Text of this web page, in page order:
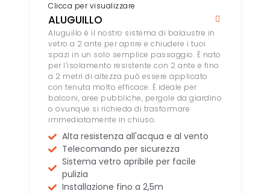
Clicca per visualizzare
ALUGUILLO
Aluguillo è il nostro sistema di balaustre in
vetro a 2 ante per aprire e chiudere i tuoi
spazi in un solo semplice passaggio. È nato
per l’isolamento resistente con 2 ante e fino
a 2 metri di altezza può essere applicato
con tenuta molto efficace. È ideale per
balconi, aree pubbliche, pergole da giardino
o ovunque si richieda di trasformare
immediatamente in chiuso.
Alta resistenza all'acqua e al vento
Telecomando per sicurezza
Sistema vetro apribile per facile
pulizia
Installazione fino a 2,5m